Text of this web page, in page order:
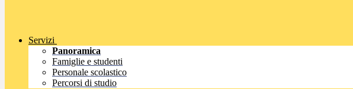
Servizi
Panoramica
Famiglie e studenti
Personale scolastico
Percorsi di studio